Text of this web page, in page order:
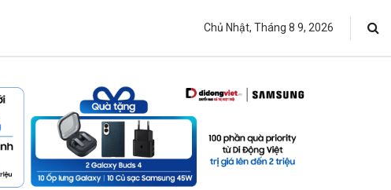
Chủ Nhật, Tháng 8 9, 2026